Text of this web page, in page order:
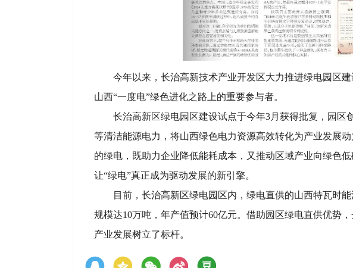
今年以来，长治高新技术产业开发区大力推进绿电园区
山西“一度电”绿色进化之路上的重要参与者。
长治高新区绿电园区建设试点于今年3月获得批复，园区
等清洁能源电力，将山西绿色电力资源高效转化为产业发展
的绿电，既助力企业降低能耗成本，又推动区域产业向绿色
让“绿电”真正成为驱动发展的新引擎。
目前，长治高新区绿电园区内，绿电直供的山西特瓦时
规模达10万吨，年产值预计60亿元。借助园区绿电直供优势
产业发展树立了标杆。